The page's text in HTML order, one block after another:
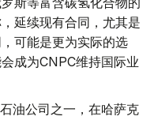
延续现有合同，尤其是
可能是更为实际的选
成为CNPC维持国际业
油公司之一，在哈萨克